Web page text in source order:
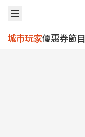
城市玩家優惠券節目